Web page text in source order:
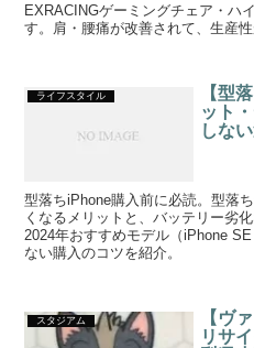
EXRACINGゲーミングチェア・ハ
す。肩・腰痛が改善されて、生産
ライフスタイル
【型
ット
しな
型落ちiPhone購入前に必読。型落
くなるメリットと、バッテリー劣
2024年おすすめモデル（iPhone
ない購入のコツを紹介。
スタジアム
【ヴ
リサ